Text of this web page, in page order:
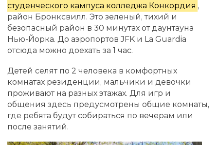
студенческого кампуса колледжа Конкордия ,
район Бронксвилл. Это зеленый, тихий и
безопасный район в 30 минутах от даунтауна
Нью-Йорка. До аэропортов JFK и La Guardia
отсюда можно доехать за 1 час.
Детей селят по 2 человека в комфортных
комнатах резиденции, мальчики и девочки
проживают на разных этажах. Для игр и
общения здесь предусмотрены общие комнаты,
где ребята будут собираться по вечерам или
после занятий.